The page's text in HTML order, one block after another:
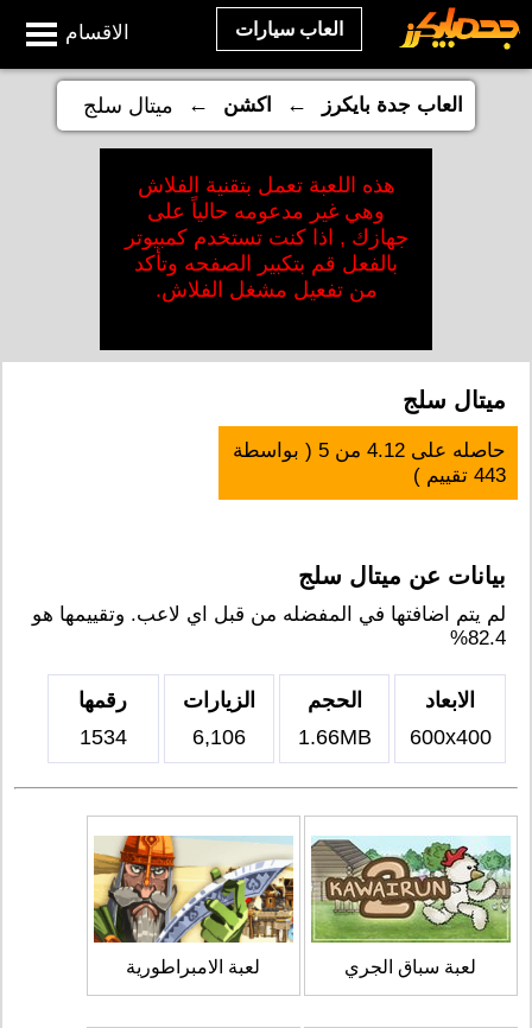
الاقسام العاب سيارات
العاب جدة بايكرز ← اكشن ← ميتال سلج
هذه اللعبة تعمل بتقنية الفلاش
وهي غير مدعومه حالياً على
جهازك , اذا كنت تستخدم كمبيوتر
بالفعل قم بتكبير الصفحه وتأكد
من تفعيل مشغل الفلاش.
ميتال سلج
حاصله على4.12 من5 ( بواسطة
443 تقييم )
بيانات عن ميتال سلج
لم يتم اضافتها في المفضله من قبل اي لاعب. وتقييمها هو
82.4%
الابعاد
600x400
الحجم
1.66MB
الزيارات
6,106
رقمها
1534
لعبة سباق الجري لعبة الامبراطورية